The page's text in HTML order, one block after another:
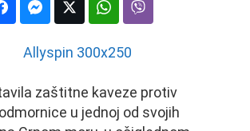
zaštitne kaveze protiv
u jednoj od svojih